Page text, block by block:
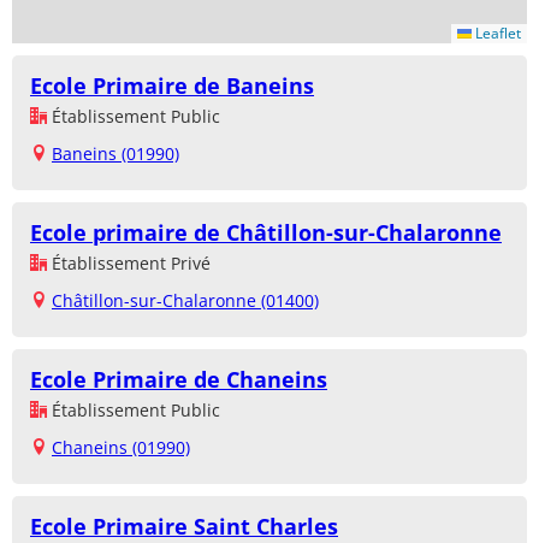
Leaflet
Ecole Primaire de Baneins
Établissement Public
Baneins (01990)
Ecole primaire de Châtillon-sur-Chalaronne
Établissement Privé
Châtillon-sur-Chalaronne (01400)
Ecole Primaire de Chaneins
Établissement Public
Chaneins (01990)
Ecole Primaire Saint Charles